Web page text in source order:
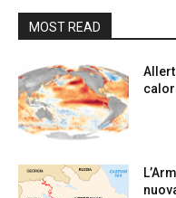
MOST READ